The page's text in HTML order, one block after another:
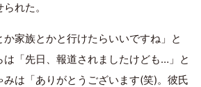
れた。
家族とかと行けたらいいですね」と
「先日、報道されましたけども…」と
は「ありがとうございます(笑)。彼氏